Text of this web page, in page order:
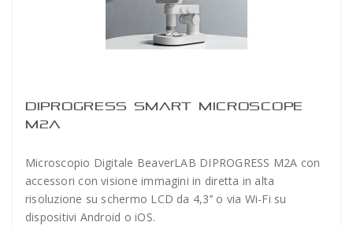
DIPROGRESS SMART MICROSCOPE
M2A
Microscopio Digitale BeaverLAB DIPROGRESS M2A con
accessori con visione immagini in diretta in alta
risoluzione su schermo LCD da 4,3’’ o via Wi-Fi su
dispositivi Android o iOS.